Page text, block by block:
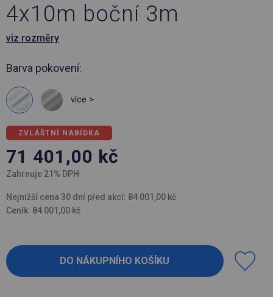
4x10m boční 3m
viz rozměry
Barva pokovení:
více >
ZVLÁŠTNÍ NABÍDKA
71 401,00 kč
Zahrnuje 21% DPH
Nejnižší cena 30 dní před akcí: 84 001,00 kč
Ceník: 84 001,00 kč